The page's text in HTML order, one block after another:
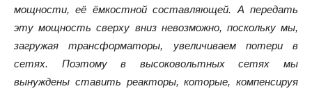
мощности, её ёмкостной составляющей. А передать
эту мощность сверху вниз невозможно, поскольку мы,
загружая трансформаторы, увеличиваем потери в
сетях. Поэтому в высоковольтных сетях мы
вынуждены ставить реакторы, которые, компенсируя